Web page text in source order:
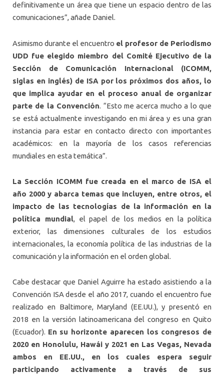
definitivamente un área que tiene un espacio dentro de las
comunicaciones”, añade Daniel.
Asimismo durante el encuentro el profesor de Periodismo
UDD fue elegido miembro del Comité Ejecutivo de la
Sección de Comunicación Internacional (ICOMM,
siglas en inglés) de ISA por los próximos dos años, lo
que implica ayudar en el proceso anual de organizar
parte de la Convención. “Esto me acerca mucho a lo que
se está actualmente investigando en mi área y es una gran
instancia para estar en contacto directo con importantes
académicos: en la mayoría de los casos referencias
mundiales en esta temática”.
La Sección ICOMM fue creada en el marco de ISA el
año 2000 y abarca temas que incluyen, entre otros, el
impacto de las tecnologías de la información en la
política mundial, el papel de los medios en la política
exterior, las dimensiones culturales de los estudios
internacionales, la economía política de las industrias de la
comunicación y la información en el orden global.
Cabe destacar que Daniel Aguirre ha estado asistiendo a la
Convención ISA desde el año 2017, cuando el encuentro fue
realizado en Baltimore, Maryland (EE.UU.), y presentó en
2018 en la versión latinoamericana del congreso en Quito
(Ecuador). En su horizonte aparecen los congresos de
2020 en Honolulu, Hawái y 2021 en Las Vegas, Nevada
ambos en EE.UU., en los cuales espera seguir
participando activamente a través de sus